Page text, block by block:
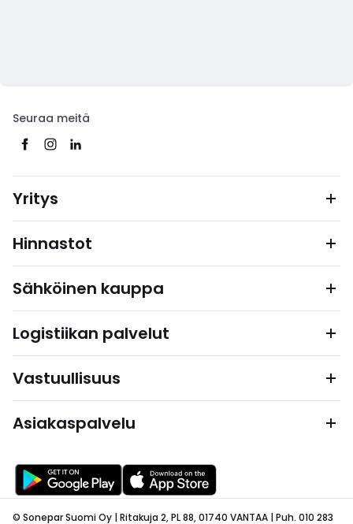
Seuraa meitä
Yritys
Hinnastot
Sähköinen kauppa
Logistiikan palvelut
Vastuullisuus
Asiakaspalvelu
© Sonepar Suomi Oy | Ritakuja 2, PL 88, 01740 VANTAA | Puh. 010 283